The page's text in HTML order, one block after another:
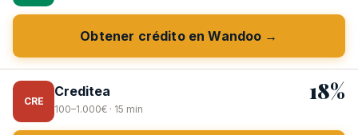
Obtener crédito en Wandoo →
CRE
Creditea
100–1.000€ · 15 min
18%